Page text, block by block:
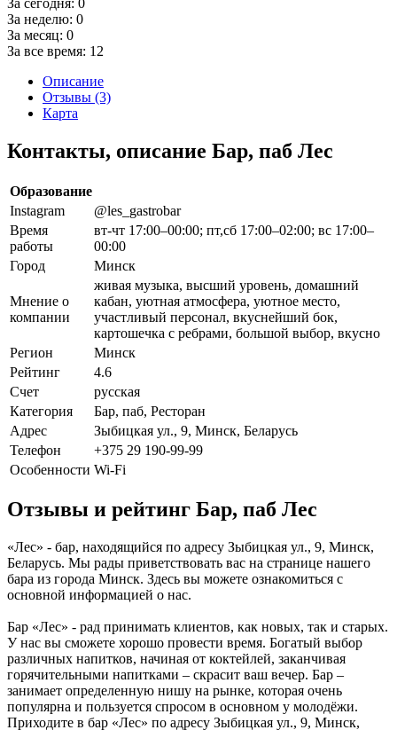
За неделю: 0
За месяц: 0
За все время: 12
Описание
Отзывы (3)
Карта
Контакты, описание Бар, паб Лес
Образование
Instagram
@les_gastrobar
Время
работы
вт-чт 17:00–00:00; пт,сб 17:00–02:00; вс 17:00–
00:00
Город
Минск
Мнение о
компании
живая музыка, высший уровень, домашний
кабан, уютная атмосфера, уютное место,
участливый персонал, вкуснейший бок,
картошечка с ребрами, большой выбор, вкусно
Регион
Минск
Рейтинг
4.6
Счет
русская
Категория
Бар, паб, Ресторан
Адрес
Зыбицкая ул., 9, Минск, Беларусь
Телефон
+375 29 190-99-99
Особенности Wi-Fi
Отзывы и рейтинг Бар, паб Лес
«Лес» - бар, находящийся по адресу Зыбицкая ул., 9, Минск,
Беларусь. Мы рады приветствовать вас на странице нашего
бара из города Минск. Здесь вы можете ознакомиться с
основной информацией о нас.
Бар «Лес» - рад принимать клиентов, как новых, так и старых.
У нас вы сможете хорошо провести время. Богатый выбор
различных напитков, начиная от коктейлей, заканчивая
горячительными напитками – скрасит ваш вечер. Бар –
занимает определенную нишу на рынке, которая очень
популярна и пользуется спросом в основном у молодёжи.
Приходите в бар «Лес» по адресу Зыбицкая ул., 9, Минск,